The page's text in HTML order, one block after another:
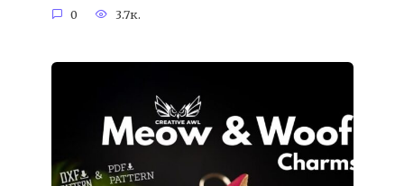
0 3.7к.